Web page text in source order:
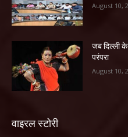
August 10,
जब दिल्ली
परंपरा
August 10,
वाइरल स्टोरी